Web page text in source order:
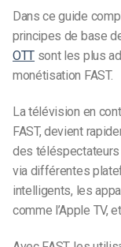
Dans ce guide
principes de base
OTT sont les plus
monétisation FAST.
La télévision en
FAST, devient
des téléspectateurs
via différentes
intelligents, les
comme l’Apple TV,